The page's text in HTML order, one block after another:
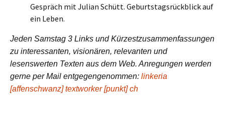
Gespräch mit Julian Schütt. Geburtstagsrückblick auf
ein Leben.
Jeden Samstag 3 Links und Kürzestzusammenfassungen
zu interessanten, visionären, relevanten und
lesenswerten Texten aus dem Web. Anregungen werden
gerne per Mail entgegengenommen: linkeria
[affenschwanz] textworker [punkt] ch